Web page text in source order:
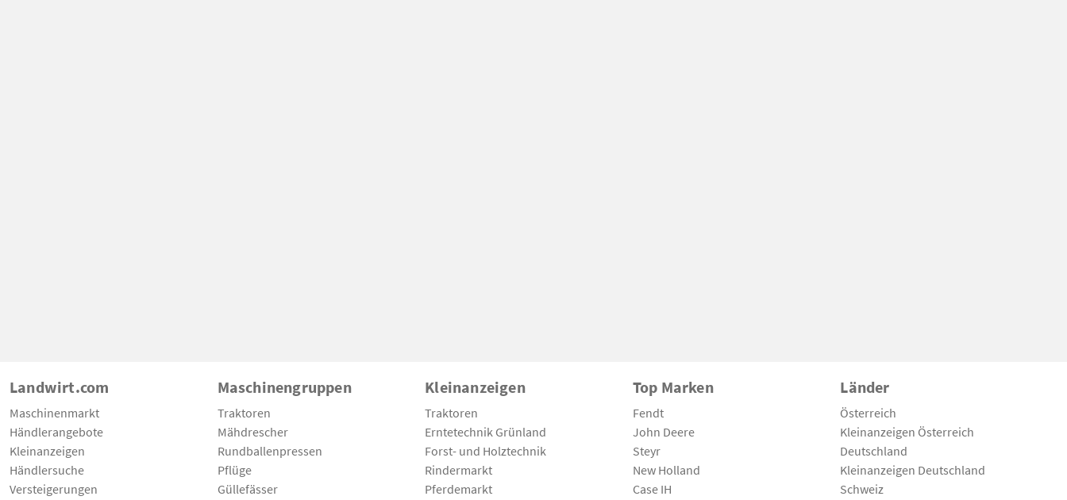
Landwirt.com
Maschinenmarkt
Händlerangebote
Kleinanzeigen
Händlersuche
Versteigerungen
Maschinengruppen
Traktoren
Mähdrescher
Rundballenpressen
Pflüge
Güllefässer
Kleinanzeigen
Traktoren
Erntetechnik Grünland
Forst- und Holztechnik
Rindermarkt
Pferdemarkt
Top Marken
Fendt
John Deere
Steyr
New Holland
Case IH
Länder
Österreich
Kleinanzeigen Österreich
Deutschland
Kleinanzeigen Deutschland
Schweiz